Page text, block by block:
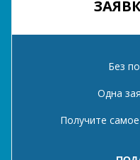
Без
Одна
Получите